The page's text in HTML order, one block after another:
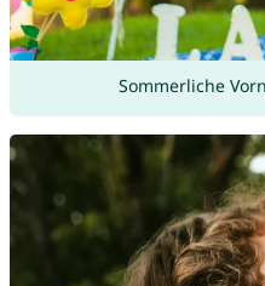
Sommerliche